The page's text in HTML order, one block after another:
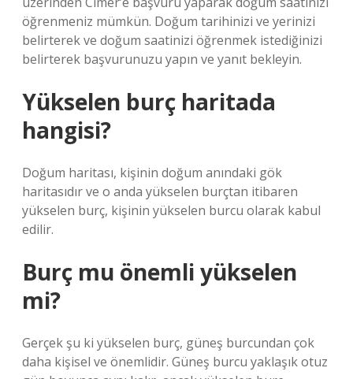
öğrenmeniz mümkün. Doğum tarihinizi ve yerinizi
belirterek ve doğum saatinizi öğrenmek istediğinizi
belirterek başvurunuzu yapın ve yanıt bekleyin.
Yükselen burç haritada
hangisi?
Doğum haritası, kişinin doğum anındaki gök
haritasıdır ve o anda yükselen burçtan itibaren
yükselen burç, kişinin yükselen burcu olarak kabul
edilir.
Burç mu önemli yükselen
mi?
Gerçek şu ki yükselen burç, güneş burcundan çok
daha kişisel ve önemlidir. Güneş burcu yaklaşık otuz